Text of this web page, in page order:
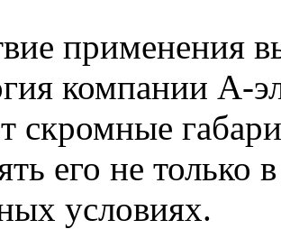
применения
компании А-
скромные
его не только
условиях.